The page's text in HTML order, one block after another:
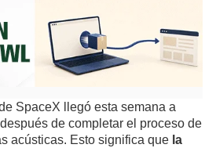
SpaceX llegó esta semana a
de completar el proceso de
acústicas. Esto significa que la